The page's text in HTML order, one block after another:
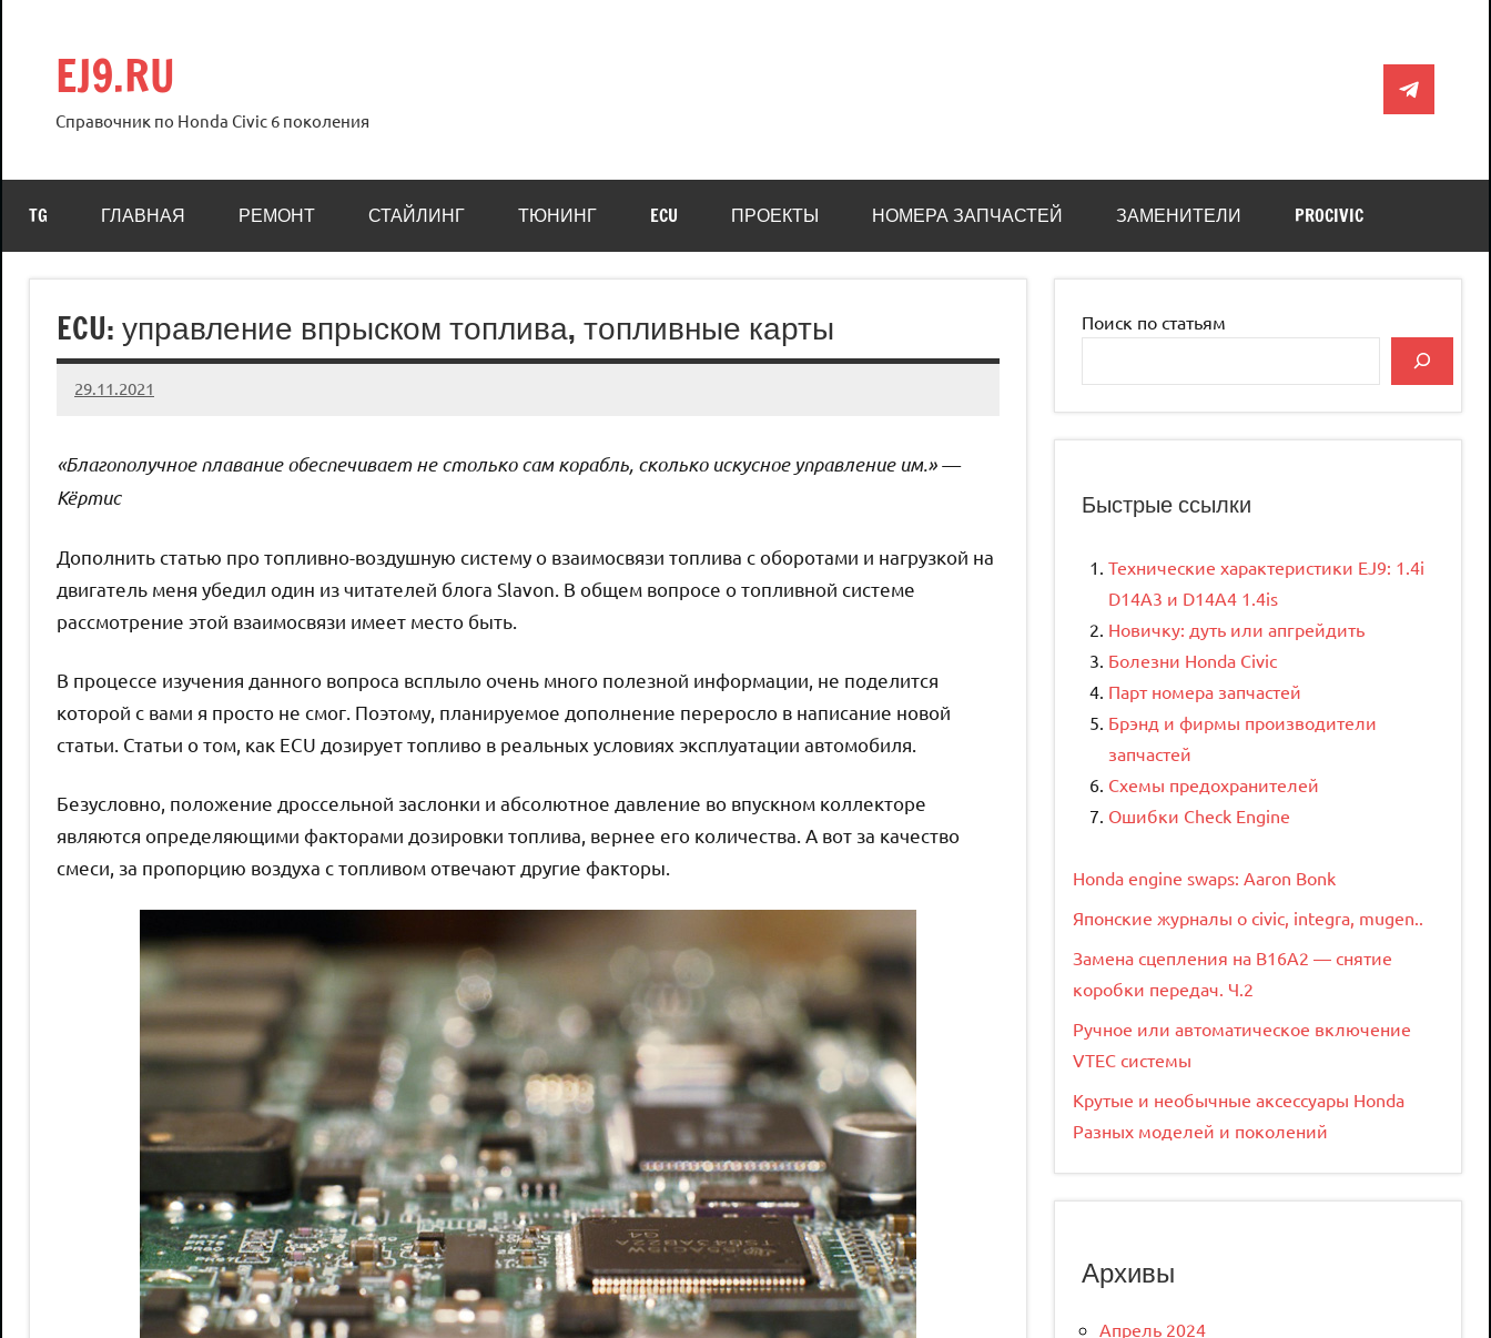
содержимому
EJ9.RU
Справочник по Honda Civic 6 поколения
Telegram
TG ГЛАВНАЯ РЕМОНТ СТАЙЛИНГ ТЮНИНГ ECU ПРОЕКТЫ НОМЕРА ЗАПЧАСТЕЙ ЗАМЕНИТЕЛИ PROCIVIC
ECU: управление впрыском топлива, топливные карты
29.11.2021
Crew
Нет
«Благополучное плавание обеспечивает не столько сам корабль, сколько искусное управление им.» —
Кёртис
Дополнить статью про топливно-воздушную систему о взаимосвязи топлива с оборотами и нагрузкой на
двигатель меня убедил один из читателей блога Slavon. В общем вопросе о топливной системе
рассмотрение этой взаимосвязи имеет место быть.
В процессе изучения данного вопроса всплыло очень много полезной информации, не поделится
которой с вами я просто не смог. Поэтому, планируемое дополнение переросло в написание новой
статьи. Статьи о том, как ECU дозирует топливо в реальных условиях эксплуатации автомобиля.
Безусловно, положение дроссельной заслонки и абсолютное давление во впускном коллекторе
являются определяющими факторами дозировки топлива, вернее его количества. А вот за качество
смеси, за пропорцию воздуха с топливом отвечают другие факторы.
Поиск по статьям
Быстрые ссылки
Технические характеристики EJ9: 1.4i
D14A3 и D14A4 1.4is
Новичку: дуть или апгрейдить
Болезни Honda Civic
Парт номера запчастей
Брэнд и фирмы производители
запчастей
Схемы предохранителей
Ошибки Check Engine
Honda engine swaps: Aaron Bonk
Японские журналы о civic, integra, mugen..
Замена сцепления на B16A2 — снятие
коробки передач. Ч.2
Ручное или автоматическое включение
VTEC системы
Крутые и необычные аксессуары Honda
Разных моделей и поколений
Архивы
Апрель 2024